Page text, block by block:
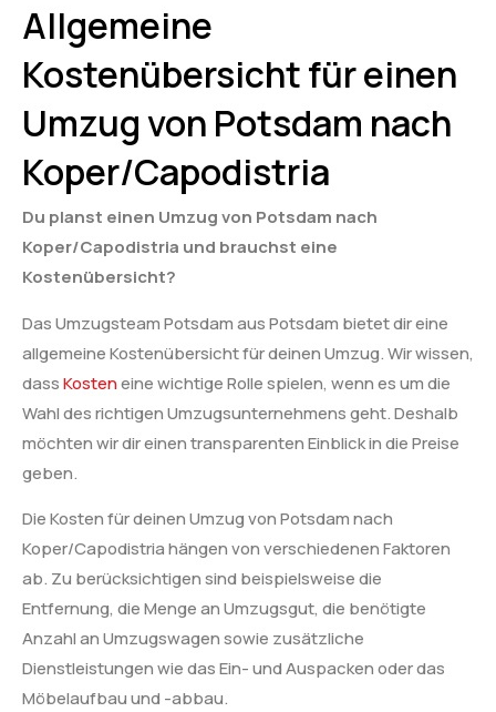
Allgemeine
Kostenübersicht für einen
Umzug von Potsdam nach
Koper/Capodistria
Du planst einen Umzug von Potsdam nach
Koper/Capodistria und brauchst eine
Kostenübersicht?
Das Umzugsteam Potsdam aus Potsdam bietet dir eine
allgemeine Kostenübersicht für deinen Umzug. Wir wissen,
dassKosteneine wichtige Rolle spielen, wenn es um die
Wahl des richtigen Umzugsunternehmens geht. Deshalb
möchten wir dir einen transparenten Einblick in die Preise
geben.
Die Kosten für deinen Umzug von Potsdam nach
Koper/Capodistria hängen von verschiedenen Faktoren
ab. Zu berücksichtigen sind beispielsweise die
Entfernung, die Menge an Umzugsgut, die benötigte
Anzahl an Umzugswagen sowie zusätzliche
Dienstleistungen wie das Ein- und Auspacken oder das
Möbelaufbau und -abbau.